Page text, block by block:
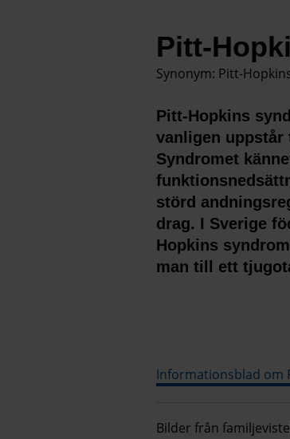
Pitt-
Synonym: Pitt-
Pitt-Hopkins
vanligen uppstår
Syndromet
störd
drag. I Sverige
Hopkins
man till ett
Informationsblad om
Bilder från